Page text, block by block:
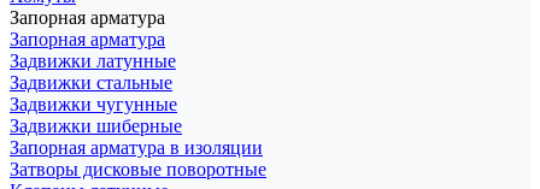
Запорная арматура
Запорная арматура
Задвижки латунные
Задвижки стальные
Задвижки чугунные
Задвижки шиберные
Запорная арматура в изоляции
Затворы дисковые поворотные